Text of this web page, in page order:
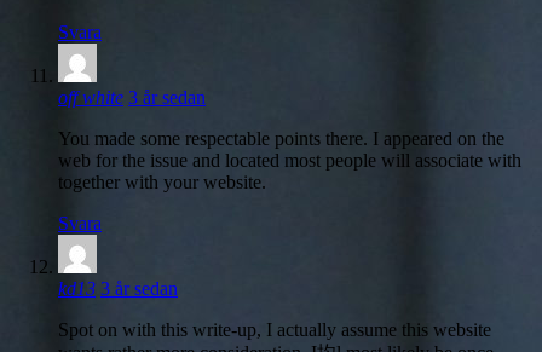
Svara
off white säger:
3 år sedan
You made some respectable points there. I appeared on the
web for the issue and located most people will associate with
together with your website.
Svara
kd13 säger:
3 år sedan
Spot on with this write-up, I actually assume this website